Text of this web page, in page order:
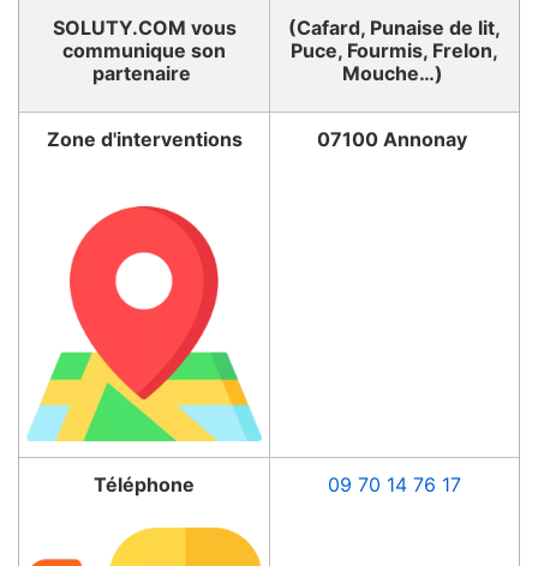
SOLUTY.COM vous
communique son
partenaire
(Cafard, Punaise de lit,
Puce, Fourmis, Frelon,
Mouche…)
Zone d'interventions 07100 Annonay
Téléphone 09 70 14 76 17